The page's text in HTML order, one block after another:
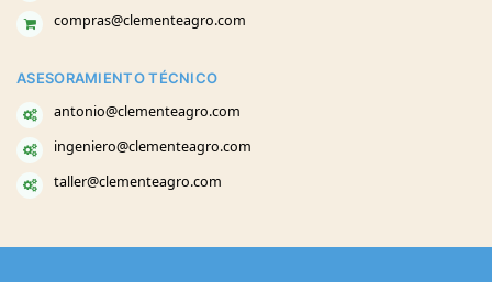
compras@clementeagro.com
ASESORAMIENTO TÉCNICO
antonio@clementeagro.com
ingeniero@clementeagro.com
taller@clementeagro.com